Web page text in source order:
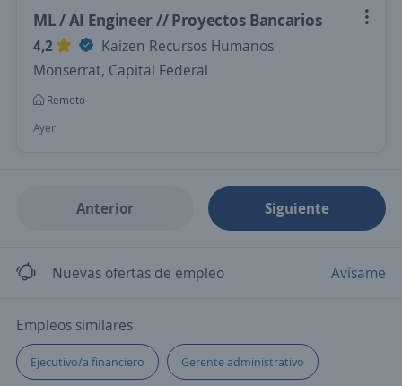
ML / AI Engineer // Proyectos Bancarios
4,2
Kaizen Recursos Humanos
Monserrat, Capital Federal
Remoto
Ayer
Anterior Siguiente
Nuevas ofertas de empleo Avísame
Empleos similares
Ejecutivo/a financiero Gerente administrativo